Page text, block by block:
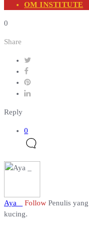
OM INSTITUTE
0
Share
Reply
0
Aya _ Follow Penulis
kucing.